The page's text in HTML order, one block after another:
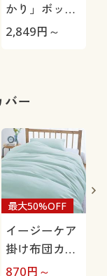
かり」ボック
スシーツ(綿
2,849円～
ー
イージーケア
掛け布団カバ
ー
最大50%OFF
870円～